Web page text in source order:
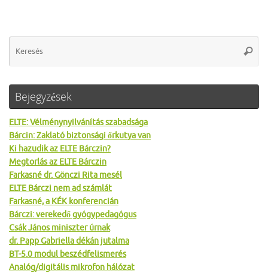
Bejegyzések
ELTE: Vélménynyilvánítás szabadsága
Bárcin: Zaklató biztonsági őrkutya van
Ki hazudik az ELTE Bárczin?
Megtorlás az ELTE Bárczin
Farkasné dr. Gönczi Rita mesél
ELTE Bárczi nem ad számlát
Farkasné, a KÉK konferencián
Bárczi: verekedő gyógypedagógus
Csák János miniszter úrnak
dr. Papp Gabriella dékán jutalma
BT-5.0 modul beszédfelismerés
Analóg/digitális mikrofon hálózat